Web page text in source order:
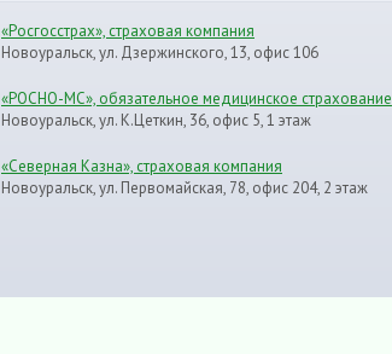
«Росгосстрах», страховая компания
Новоуральск, ул. Дзержинского, 13, офис 106
«РОСНО-МС», обязательное медицинское страхование
Новоуральск, ул. К.Цеткин, 36, офис 5, 1 этаж
«Северная Казна», страховая компания
Новоуральск, ул. Первомайская, 78, офис 204, 2 этаж